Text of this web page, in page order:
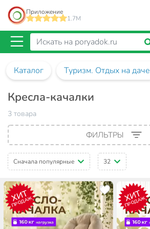
Приложение
1.7M
Каталог Туризм. Отдых на даче
Кресла-качалки
3 товара
ФИЛЬТРЫ
Сначала популярные 32
ХИТ
ПРОДАЖ ХИТ
ПРОДАЖ